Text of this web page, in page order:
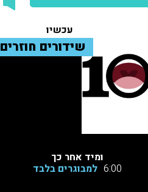
עכשיו
שידורים חוזרים
ומיד אחר כך
למבוגרים בלבד 6:00